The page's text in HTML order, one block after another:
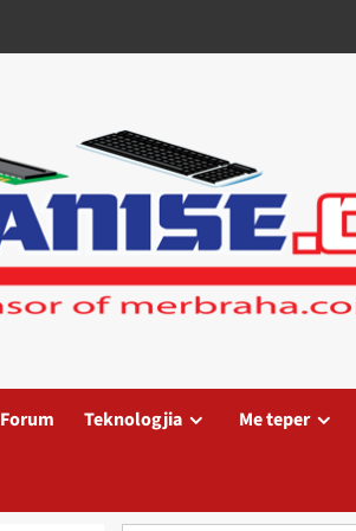
Forum Teknologjia Me teper